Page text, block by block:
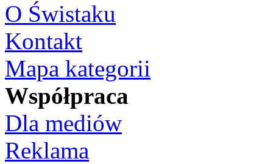
O Świstaku
Kontakt
Mapa kategorii
Współpraca
Dla mediów
Reklama